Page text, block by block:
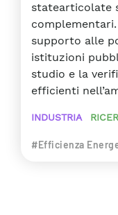
statearticolate
supporto alle
istituzioni
studio e la
efficienti
INDUSTRIA
#Efficienza